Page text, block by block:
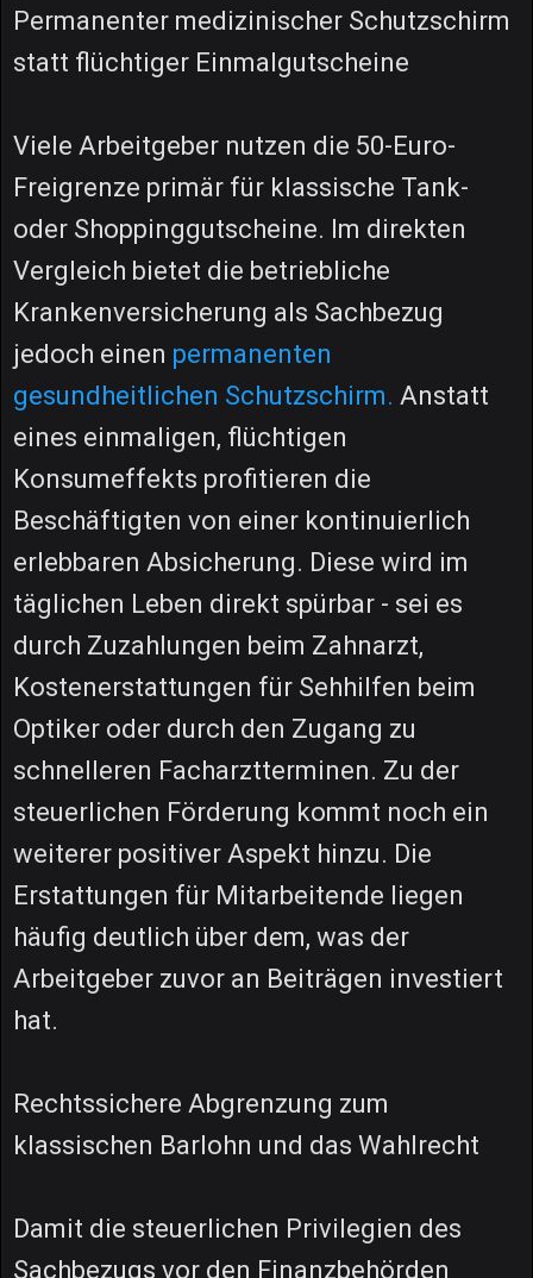
Permanenter medizinischer Schutzschirm
statt flüchtiger Einmalgutscheine
Viele Arbeitgeber nutzen die 50-Euro-
Freigrenze primär für klassische Tank-
oder Shoppinggutscheine. Im direkten
Vergleich bietet die betriebliche
Krankenversicherung als Sachbezug
jedoch einen permanenten
gesundheitlichen Schutzschirm. Anstatt
eines einmaligen, flüchtigen
Konsumeffekts profitieren die
Beschäftigten von einer kontinuierlich
erlebbaren Absicherung. Diese wird im
täglichen Leben direkt spürbar - sei es
durch Zuzahlungen beim Zahnarzt,
Kostenerstattungen für Sehhilfen beim
Optiker oder durch den Zugang zu
schnelleren Facharztterminen. Zu der
steuerlichen Förderung kommt noch ein
weiterer positiver Aspekt hinzu. Die
Erstattungen für Mitarbeitende liegen
häufig deutlich über dem, was der
Arbeitgeber zuvor an Beiträgen investiert
hat.
Rechtssichere Abgrenzung zum
klassischen Barlohn und das Wahlrecht
Damit die steuerlichen Privilegien des
Sachbezugs vor den Finanzbehörden